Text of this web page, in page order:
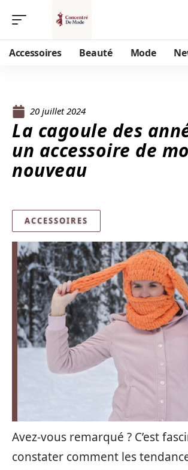
Accessoires Beauté Mode
20 juillet 2024
La cagoule des
un accessoire de
nouveau
ACCESSOIRES
Avez-vous remarqué ? C’est
constater comment les